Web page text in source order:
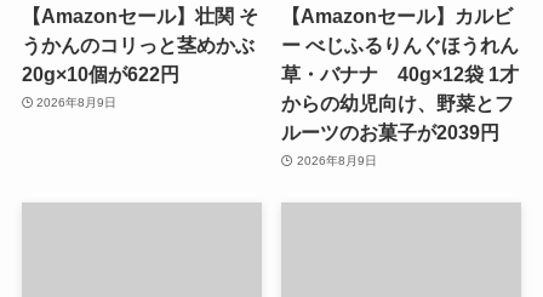
【Amazonセール】壮関 そ
うかんのコリっと茎めかぶ
20g×10個が622円
2026年8月9日
【Amazonセール】カルビ
ー べじふるりんぐほうれん
草・バナナ 40g×12袋 1才
からの幼児向け、野菜とフ
ルーツのお菓子が2039円
2026年8月9日